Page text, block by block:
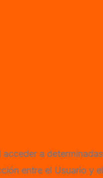
a
entre el Usuario y